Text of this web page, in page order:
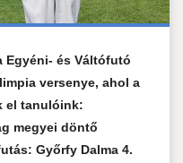
Egyéni- és Váltófutó
versenye, ahol a
el tanulóink:
megyei döntő
Győrfy Dalma 4.